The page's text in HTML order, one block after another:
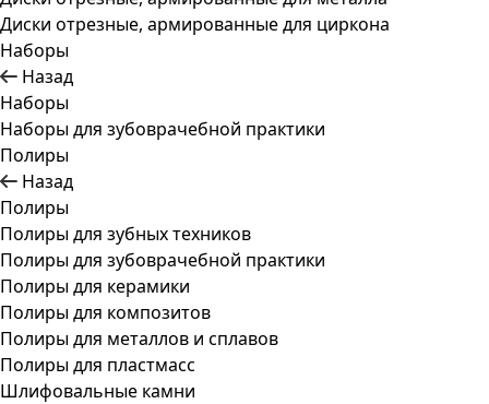
Диски отрезные, армированные для циркона
Наборы
Назад
Наборы
Наборы для зубоврачебной практики
Полиры
Назад
Полиры
Полиры для зубных техников
Полиры для зубоврачебной практики
Полиры для керамики
Полиры для композитов
Полиры для металлов и сплавов
Полиры для пластмасс
Шлифовальные камни